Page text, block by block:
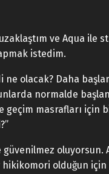
ve Aqua ile
istedim.
ne olacak? Daha
normalde
geçim masrafları için
güvenilmez oluyorsun.
olduğun için